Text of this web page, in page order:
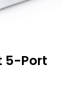
5-Port